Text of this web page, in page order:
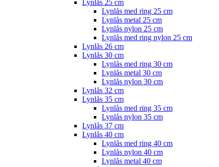
Lynlås 25 cm
Lynlås med ring 25 cm
Lynlås metal 25 cm
Lynlås nylon 25 cm
Lynlås med ring nylon 25 cm
Lynlås 26 cm
Lynlås 30 cm
Lynlås med ring 30 cm
Lynlås metal 30 cm
Lynlås nylon 30 cm
Lynlås 32 cm
Lynlås 35 cm
Lynlås med ring 35 cm
Lynlås nylon 35 cm
Lynlås 37 cm
Lynlås 40 cm
Lynlås med ring 40 cm
Lynlås nylon 40 cm
Lynlås metal 40 cm